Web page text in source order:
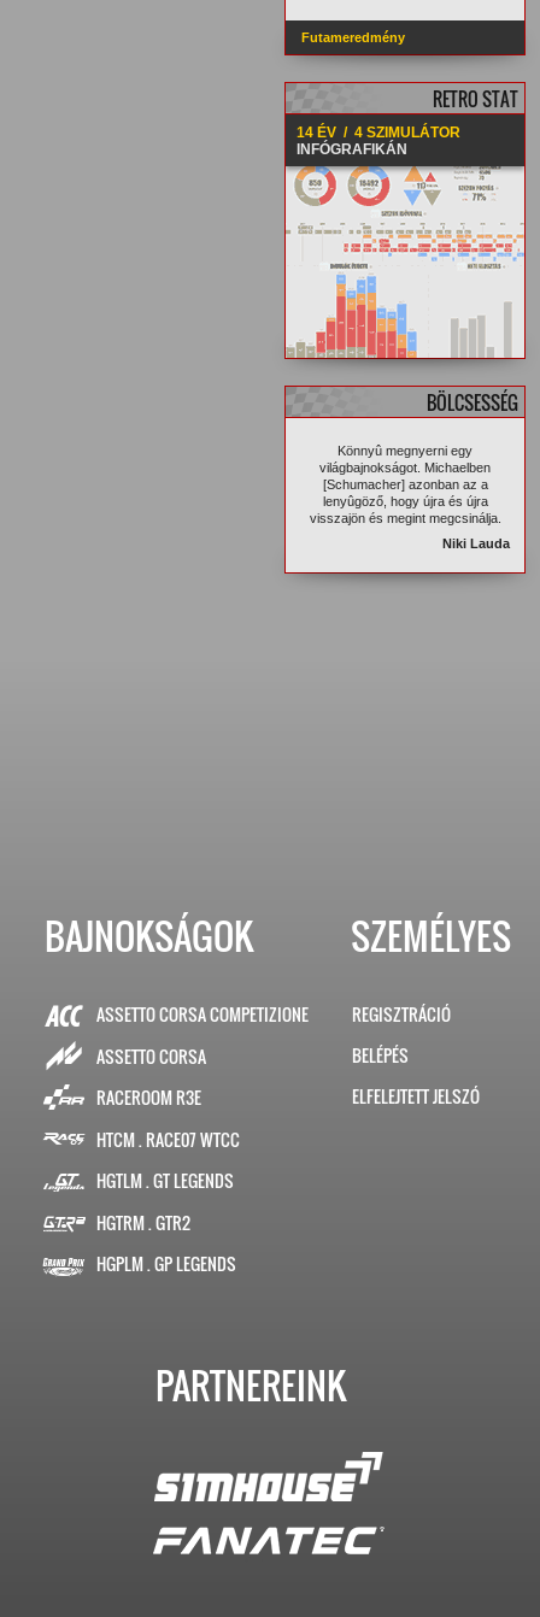
Futameredmény
RETRO STAT
14 ÉV / 4 SZIMULÁTOR
INFÓGRAFIKÁN
BÖLCSESSÉG
Könnyû megnyerni egy
világbajnokságot. Michaelben
[Schumacher] azonban az a
lenyûgöző, hogy újra és újra
visszajön és megint megcsinálja.
Niki Lauda
BAJNOKSÁGOK
ASSETTO CORSA COMPETIZIONE
ASSETTO CORSA
RACEROOM R3E
HTCM . RACE07 WTCC
HGTLM . GT LEGENDS
HGTRM . GTR2
HGPLM . GP LEGENDS
SZEMÉLYES
REGISZTRÁCIÓ
BELÉPÉS
ELFELEJTETT JELSZÓ
PARTNEREINK